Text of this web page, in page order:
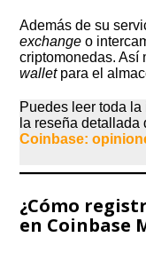
Además de su
exchange o
criptomonedas. Así
walletpara el
Puedes leer toda
la reseña
Coinbase:
¿Cómo
en Coinbase